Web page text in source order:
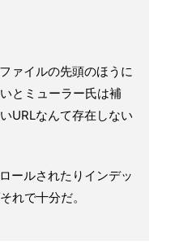
ァイルの先頭のほうに
とミューラー氏は補
URLなんて存在しない
ールされたりインデッ
れで十分だ。